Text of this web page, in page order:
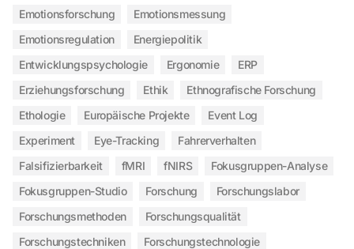
Emotionsforschung
Emotionsmessung
Emotionsregulation
Energiepolitik
Entwicklungspsychologie
Ergonomie
ERP
Erziehungsforschung
Ethik
Ethnografische Forschung
Ethologie
Europäische Projekte
Event Log
Experiment
Eye-Tracking
Fahrerverhalten
Falsifizierbarkeit
fMRI fNIRS
Fokusgruppen-Analyse
Fokusgruppen-Studio
Forschung
Forschungslabor
Forschungsmethoden
Forschungsqualität
Forschungstechniken
Forschungstechnologie